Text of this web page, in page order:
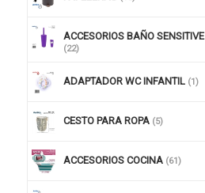
ACCESORIOS BAÑO SENSITIVE
(22)
ADAPTADOR WC INFANTIL (1)
CESTO PARA ROPA (5)
ACCESORIOS COCINA (61)